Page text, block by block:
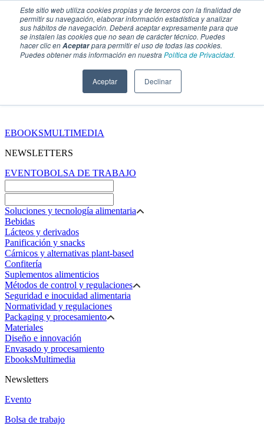
Este sitio web utiliza cookies propias y de terceros con la finalidad de
permitir su navegación, elaborar información estadística y analizar
sus hábitos de navegación. Deberá aceptar expresamente para que
se instalen las cookies que no sean de carácter técnico. Puedes
hacer clic enAceptarpara permitir el uso de todas las cookies.
Puedes obtener más información en nuestraPolítica de Privacidad.
Aceptar Declinar
EBOOKSMULTIMEDIA
NEWSLETTERS
EVENTOBOLSA DE TRABAJO
Soluciones y tecnología alimentaria
Bebidas
Lácteos y derivados
Panificación y snacks
Cárnicos y alternativas plant-based
Confitería
Suplementos alimenticios
Métodos de control y regulaciones
Seguridad e inocuidad alimentaria
Normatividad y regulaciones
Packaging y procesamiento
Materiales
Diseño e innovación
Envasado y procesamiento
EbooksMultimedia
Newsletters
Evento
Bolsa de trabajo